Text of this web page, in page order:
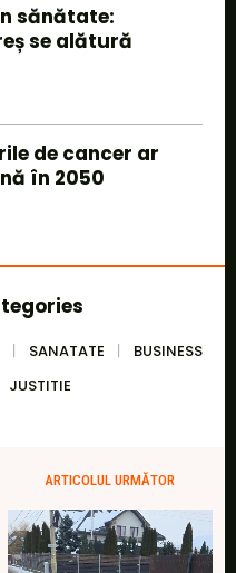
sănătate:
se alătură
de cancer ar
în 2050
SANATATE
BUSINESS
JUSTITIE
ARTICOLUL URMĂTOR